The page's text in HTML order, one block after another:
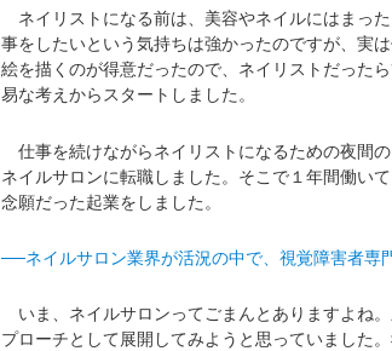
ネイリストになる前は、美容やネイルにはまっ
事をしたいという気持ちは強かったのですが、実
絵を描くのが得意だったので、ネイリストだった
易な考えからスタートしました。
仕事を続けながらネイリストになるための夜間
ネイルサロンに転職しました。そこで１年間働い
念願だった起業をしました。
──ネイルサロン業界が活況の中で、視覚障害者専
いま、ネイルサロンってごまんとありますよね
プローチとして展開してみようと思っていました